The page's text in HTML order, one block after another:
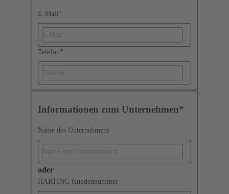
E-Mail *
Telefon*
Informationen zum Unternehmen*
Name des Unternehmens
oder
HARTING Kundennummer